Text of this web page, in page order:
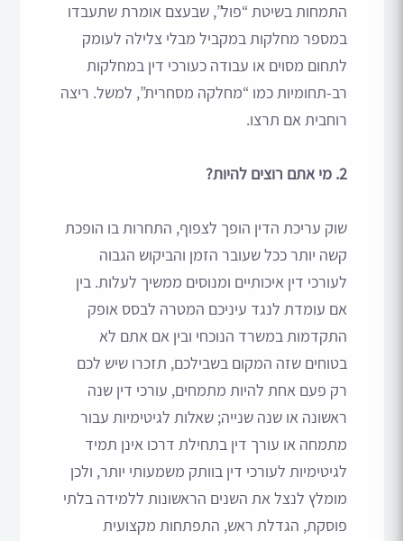
התמחות בשיטת “פול”, שבעצם אומרת שתעבדו
במספר מחלקות במקביל מבלי צלילה לעומק
לתחום מסוים או עבודה כעורכי דין במחלקות
רב-תחומיות כמו “מחלקה מסחרית”, למשל. ריצה
רוחבית אם תרצו.
2. מי אתם רוצים להיות?
שוק עריכת הדין הופך לצפוף, התחרות בו הופכת
קשה יותר ככל שעובר הזמן והביקוש הגבוה
לעורכי דין איכותיים ומנוסים ממשיך לעלות. בין
אם עומדת לנגד עיניכם המטרה לבסס אופק
התקדמות במשרד הנוכחי ובין אם אתם לא
בטוחים שזה המקום בשבילכם, תזכרו שיש לכם
רק פעם אחת להיות מתמחים, עורכי דין שנה
ראשונה או שנה שנייה; שאלות לגיטימיות עבור
מתמחה או עורך דין בתחילת דרכו אינן תמיד
לגיטימיות לעורכי דין בוותק משמעותי יותר, ולכן
מומלץ לנצל את השנים הראשונות ללמידה בלתי
פוסקת, הגדלת ראש, התפתחות מקצועית